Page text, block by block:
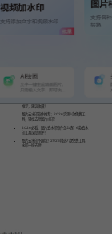
定!
相关文章:
6款图片去水印软件横向测评，新手小白必看指
推荐，建议收藏！
图片去水印软件推荐：2026实测6款免费工
具，轻松去除图片水印！
2026必看：图片去水印软件怎么选？6款去水
印工具深度测评！
图片去水印不踩坑！2026精选7款免费工具，
水印一键去除！